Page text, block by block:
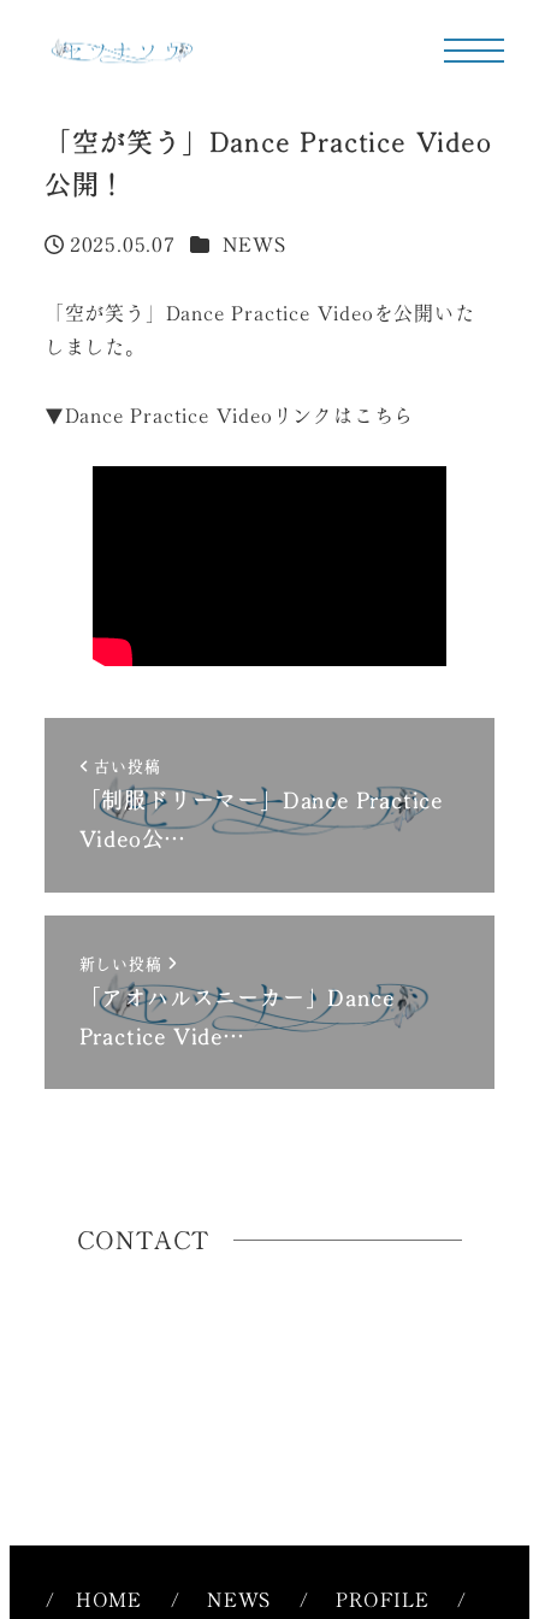
「空が笑う」Dance Practice Video
公開！
投稿日
2025.05.07 カテゴリー
NEWS
「空が笑う」Dance Practice Videoを公開いた
しました。
▼Dance Practice Videoリンクはこちら
古い投稿
「制服ドリーマー」Dance Practice
Video公…
新しい投稿
「アオハルスニーカー」Dance
Practice Vide…
CONTACT
/ HOME / NEWS /PROFILE /